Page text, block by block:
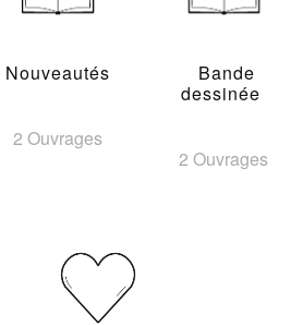
Nouveautés
2 Ouvrages
Bande
dessinée
2 Ouvrages